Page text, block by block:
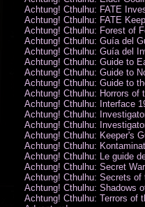
Achtung! Cthulhu: FATE
Achtung! Cthulhu: FATE
Achtung! Cthulhu: Forest of
Achtung! Cthulhu: Guía del
Achtung! Cthulhu: Guía del
Achtung! Cthulhu: Guide to
Achtung! Cthulhu: Guide to
Achtung! Cthulhu: Guide to
Achtung! Cthulhu: Horrors of
Achtung! Cthulhu: Interface
Achtung! Cthulhu:
Achtung! Cthulhu:
Achtung! Cthulhu: Keeper's
Achtung! Cthulhu:
Achtung! Cthulhu: Le guide
Achtung! Cthulhu: Secret
Achtung! Cthulhu: Secrets of
Achtung! Cthulhu: Shadows
Achtung! Cthulhu: Terrors of